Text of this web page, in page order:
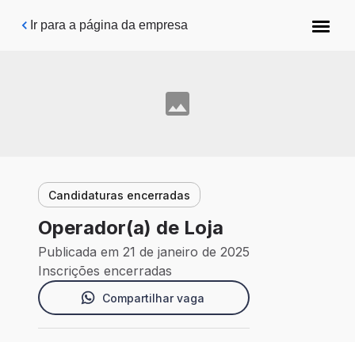
Pular para o conteúdo principal
Ir para a página da empresa
Candidaturas encerradas
Operador(a) de Loja
Publicada em 21 de janeiro de 2025
Inscrições encerradas
Compartilhar vaga